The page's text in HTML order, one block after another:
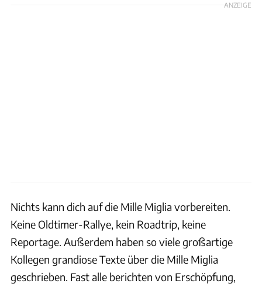
ANZEIGE
Nichts kann dich auf die Mille Miglia vorbereiten.
Keine Oldtimer-Rallye, kein Roadtrip, keine
Reportage. Außerdem haben so viele großartige
Kollegen grandiose Texte über die Mille Miglia
geschrieben. Fast alle berichten von Erschöpfung,